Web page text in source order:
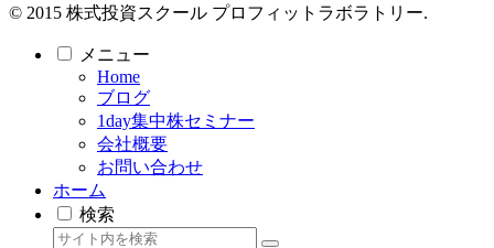
© 2015 株式投資スクール プロフィットラボラトリー.
メニュー
Home
ブログ
1day集中株セミナー
会社概要
お問い合わせ
ホーム
検索